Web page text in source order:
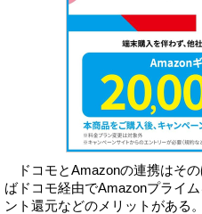
ドコモとAmazonの連携はその
ばドコモ経由でAmazonプライ
ント還元などのメリットがある